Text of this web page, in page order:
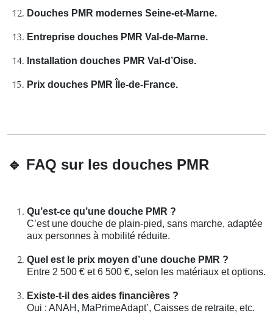
Douches PMR modernes Seine-et-Marne.
Entreprise douches PMR Val-de-Marne.
Installation douches PMR Val-d’Oise.
Prix douches PMR Île-de-France.
🔹 FAQ sur les douches PMR
Qu’est-ce qu’une douche PMR ?
C’est une douche de plain-pied, sans marche, adaptée
aux personnes à mobilité réduite.
Quel est le prix moyen d’une douche PMR ?
Entre 2 500 € et 6 500 €, selon les matériaux et options.
Existe-t-il des aides financières ?
Oui : ANAH, MaPrimeAdapt’, Caisses de retraite, etc.